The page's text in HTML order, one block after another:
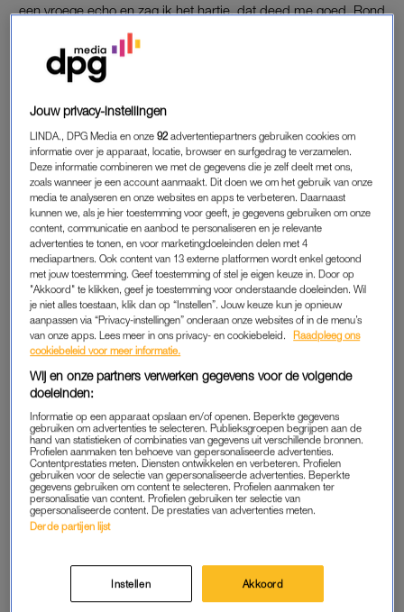
een vroege echo en zag ik het hartje, dat deed me goed. Rond
elf weken hadden we een termijnecho en rond dertien weken
een medische echo. Toen dacht ik: volgens mij zit dit wel
goed.”
Marianne begint met haar voorbereiding op de bevalling. “Ik
deed zwangerschapsyoga, waarbij de focus op de
ademhaling lag en we een persles kregen, en samen met mijn
man deed ik eencursus hypnobirthing.” Langzaam begint ze
haar ideale bevalling te visualiseren. “In het begin had ik geen
sterke voorkeur, maar mijn vertrouwen groeide en het werd
me duidelijk wat ik wilde: thuis bevallen in bad.”
VOORWEEËN
Vanaf week 38 begint het te rommelen. “Ik had een zeurende
buikpijn, een beetje zoals menstruatiekrampen, maar dat
zakte ook weer weg.” Marianne wilniet ingeleidworden, dus
laat ze zich strippen door haar verloskundige: een medische
handeling die kan helpen om de bevalling op natuurlijke wijze
op te wekken.
Marianne wordt drie keer gestript en dat werpt zijn vruchten
af: als ze 41 weken en vijf dagen in verwachting is, begint de
bevalling. “Het rommelende gevoel kwam steeds terug, maar
langs. Ze toucheerde me; ik had zo’n vier centimeter
ontsluiting. Toen ze weg was, ging ik even douchen. Vaak
voelde ik me daardoor beter, maar dit keer moest ik
Jouw privacy-instellingen
LINDA., DPG Media en onze92 advertentiepartners gebruiken cookies om
informatie over je apparaat, locatie, browser en surfgedrag te verzamelen.
Deze informatie combineren we met de gegevens die je zelf deelt met ons,
zoals wanneer je een account aanmaakt. Dit doen we om het gebruik van onze
media te analyseren en onze websites en apps te verbeteren. Daarnaast
kunnen we, als je hier toestemming voor geeft, je gegevens gebruiken om onze
content, communicatie en aanbod te personaliseren en je relevante
advertenties te tonen, en voor marketingdoeleinden delen met 4
mediapartners. Ook content van 13 externe platformen wordt enkel getoond
met jouw toestemming. Geef toestemming of stel je eigen keuze in. Door op
"Akkoord" te klikken, geef je toestemming voor onderstaande doeleinden. Wil
je niet alles toestaan, klik dan op “Instellen”. Jouw keuze kun je opnieuw
aanpassen via “Privacy-instellingen” onderaan onze websites of in de menu’s
van onze apps. Lees meer in ons privacy- en cookiebeleid.
Raadpleeg ons
cookiebeleid voor meer informatie.
Wij en onze partners verwerken gegevens voor de volgende
doeleinden:
Informatie op een apparaat opslaan en/of openen. Beperkte gegevens
gebruiken om advertenties te selecteren. Publieksgroepen begrijpen aan de
hand van statistieken of combinaties van gegevens uit verschillende bronnen.
Profielen aanmaken ten behoeve van gepersonaliseerde advertenties.
Contentprestaties meten. Diensten ontwikkelen en verbeteren. Profielen
gebruiken voor de selectie van gepersonaliseerde advertenties. Beperkte
gegevens gebruiken om content te selecteren. Profielen aanmaken ter
personalisatie van content. Profielen gebruiken ter selectie van
gepersonaliseerde content. De prestaties van advertenties meten.
Derde partijen lijst
Instellen Akkoord